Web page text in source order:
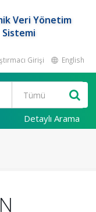
Veri Yönetim
Sistemi
Girişi English
Detaylı Arama